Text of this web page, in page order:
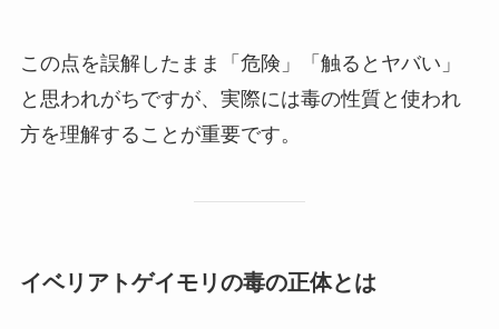
この点を誤解したまま「危険」「触るとヤバい」
と思われがちですが、実際には毒の性質と使われ
方を理解することが重要です。
イベリアトゲイモリの毒の正体とは